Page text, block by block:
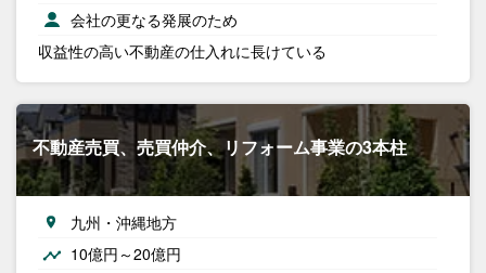
会社の更なる発展のため
収益性の高い不動産の仕入れに長けている
不動産売買、売買仲介、リフォーム事業の3本柱
九州・沖縄地方
10億円～20億円